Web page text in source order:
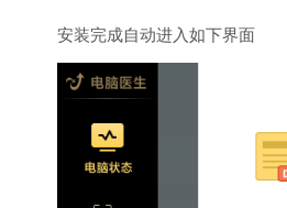
安装完成自动进入如下界面